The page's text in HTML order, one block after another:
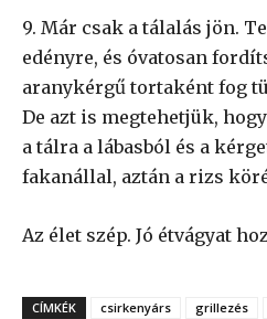
9. Már csak a tálalás jön.
edényre, és óvatosan
aranykérgű tortaként fog
De azt is megtehetjük,
a tálra a lábasból és a
fakanállal, aztán a rizs
Az élet szép. Jó étvágyat
CÍMKÉK csirkenyárs grillezés